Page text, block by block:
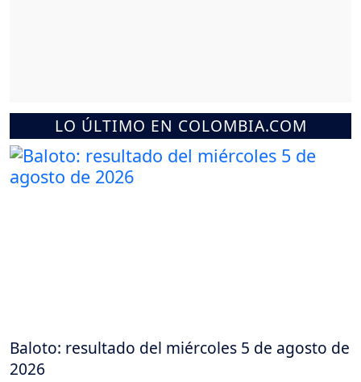
LO ÚLTIMO EN COLOMBIA.COM
Baloto: resultado del miércoles 5 de agosto de
2026